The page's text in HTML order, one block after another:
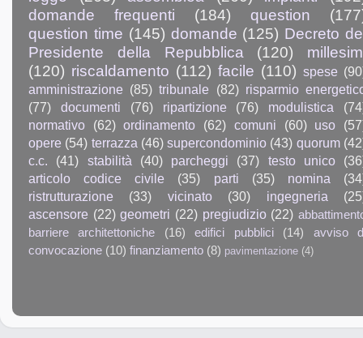
domande frequenti
(184) question
question time (145) domande (125) Decreto
Presidente della Repubblica
(120)
(120) riscaldamento (112) facile (110) spese
amministrazione (85) tribunale (82) risparmio
(77)
documenti (76) ripartizione (76) modulistica
normativo
(62) ordinamento (62) comuni (60) uso
opere (54) terrazza (46) supercondominio (43) quorum
c.c.
(41) stabilità (40) parcheggi (37) testo unico
articolo codice civile
(35) parti (35) nomina
ristrutturazione
(33) vicinato (30) ingegneria
ascensore (22) geometri (22) pregiudizio (22)
barriere architettoniche
(16) edifici pubblici (14)
avviso
convocazione (10) finanziamento (8) pavimentazione (4)